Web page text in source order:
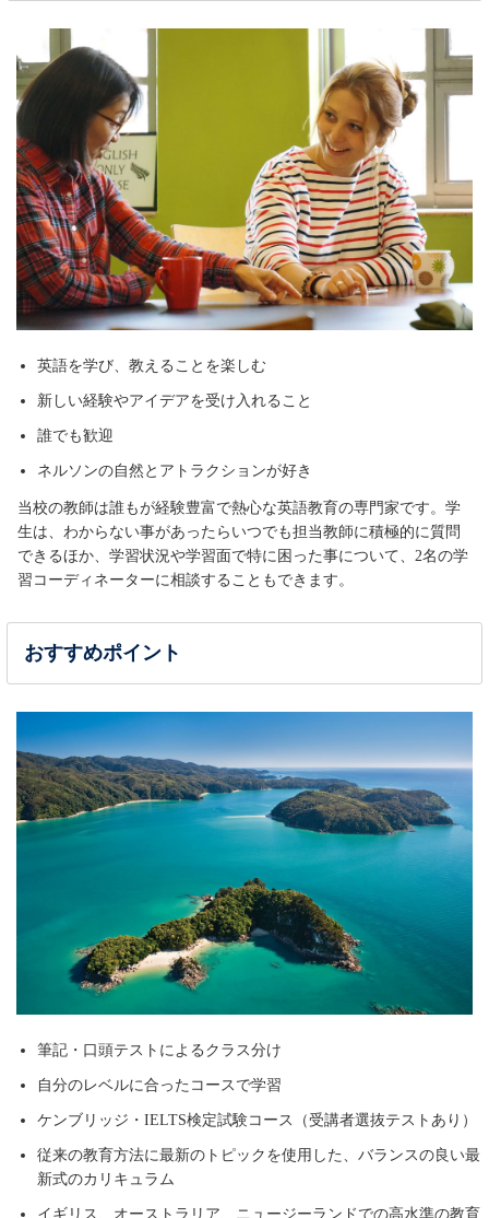
英語を学び、教えることを楽しむ
新しい経験やアイデアを受け入れること
誰でも歓迎
ネルソンの自然とアトラクションが好き
当校の教師は誰もが経験豊富で熱心な英語教育の専門家です。学
生は、わからない事があったらいつでも担当教師に積極的に質問
できるほか、学習状況や学習面で特に困った事について、2名の学
習コーディネーターに相談することもできます。
おすすめポイント
筆記・口頭テストによるクラス分け
自分のレベルに合ったコースで学習
ケンブリッジ・IELTS検定試験コース（受講者選抜テストあり）
従来の教育方法に最新のトピックを使用した、バランスの良い最
新式のカリキュラム
イギリス、オーストラリア、ニュージーランドでの高水準の教育